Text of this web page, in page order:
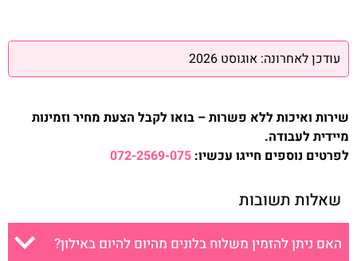
עודכן לאחרונה: אוגוסט 2026
שירות ואיכות ללא פשרות – בואו לקבל הצעת מחיר וזמינות
מיידית לעבודה.
לפרטים נוספים חייגו עכשיו: 072-2569-075
שאלות תשובות
האם ניתן להזמין משלוח בלונים מהיום להיום באילון?